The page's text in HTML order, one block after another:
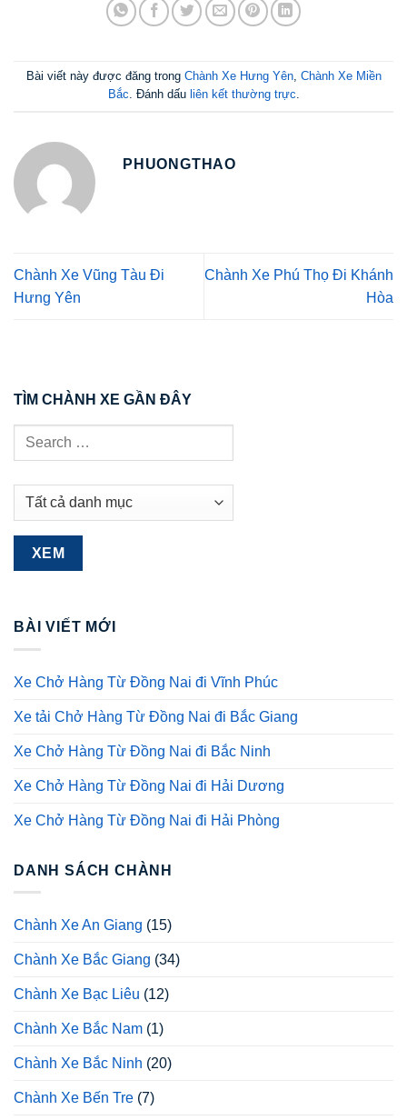
Bài viết này được đăng trong Chành Xe Hưng Yên, Chành Xe Miền
Bắc. Đánh dấu liên kết thường trực.
PHUONGTHAO
Chành Xe Vũng Tàu Đi
Hưng Yên
Chành Xe Phú Thọ Đi Khánh
Hòa
TÌM CHÀNH XE GẦN ĐÂY
BÀI VIẾT MỚI
Xe Chở Hàng Từ Đồng Nai đi Vĩnh Phúc
Xe tải Chở Hàng Từ Đồng Nai đi Bắc Giang
Xe Chở Hàng Từ Đồng Nai đi Bắc Ninh
Xe Chở Hàng Từ Đồng Nai đi Hải Dương
Xe Chở Hàng Từ Đồng Nai đi Hải Phòng
DANH SÁCH CHÀNH
Chành Xe An Giang (15)
Chành Xe Bắc Giang (34)
Chành Xe Bạc Liêu (12)
Chành Xe Bắc Nam (1)
Chành Xe Bắc Ninh (20)
Chành Xe Bến Tre (7)